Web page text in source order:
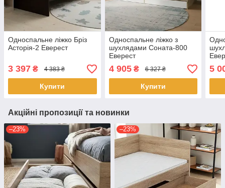
Односпальне ліжко Бріз
Асторія-2 Еверест
3 397 ₴ 4 383 ₴
Купити
Односпальне ліжко з
шухлядами Соната-800
Еверест
4 905₴ 6 327 ₴
Купити
5
Акційні пропозиції та новинки
–23% –23%